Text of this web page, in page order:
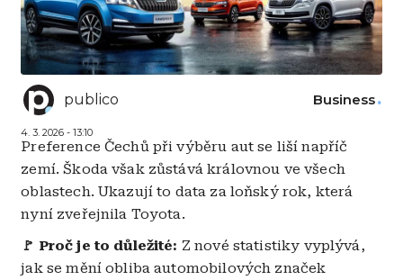
publico
4. 3. 2026 - 13:10
Business
Preference Čechů při výběru aut se liší napříč
zemí. Škoda však zůstává královnou ve všech
oblastech. Ukazují to data za loňský rok, která
nyní zveřejnila Toyota.
🚩 Proč je to důležité: Z nové statistiky vyplývá,
jak se mění obliba automobilových značek